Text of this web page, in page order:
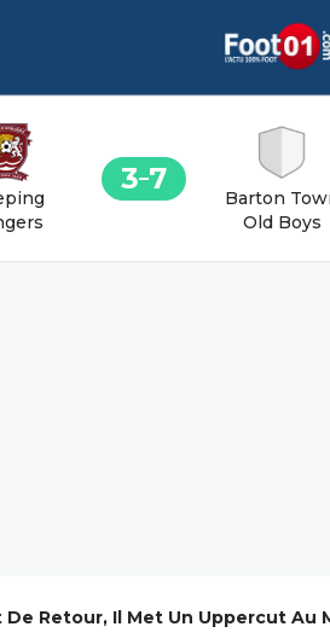
3 7
Barton
Old Boys
De Retour, Il Met Un Uppercut Au